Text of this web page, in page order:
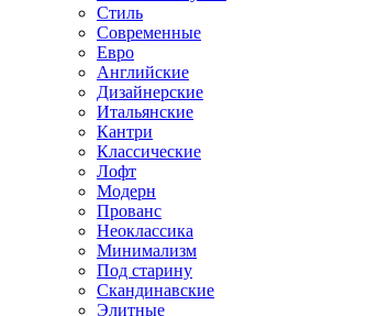
Стиль
Современные
Евро
Английские
Дизайнерские
Итальянские
Кантри
Классические
Лофт
Модерн
Прованс
Неоклассика
Минимализм
Под старину
Скандинавские
Элитные